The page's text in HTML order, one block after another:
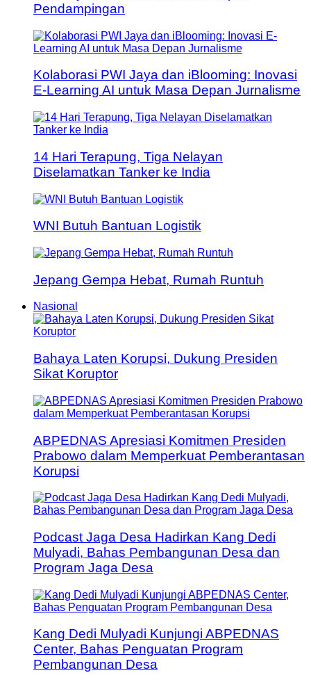
Pendampingan
Kolaborasi PWI Jaya dan iBlooming: Inovasi
E-Learning AI untuk Masa Depan Jurnalisme
14 Hari Terapung, Tiga Nelayan
Diselamatkan Tanker ke India
WNI Butuh Bantuan Logistik
Jepang Gempa Hebat, Rumah Runtuh
Nasional
Bahaya Laten Korupsi, Dukung Presiden
Sikat Koruptor
ABPEDNAS Apresiasi Komitmen Presiden
Prabowo dalam Memperkuat Pemberantasan
Korupsi
Podcast Jaga Desa Hadirkan Kang Dedi
Mulyadi, Bahas Pembangunan Desa dan
Program Jaga Desa
Kang Dedi Mulyadi Kunjungi ABPEDNAS
Center, Bahas Penguatan Program
Pembangunan Desa